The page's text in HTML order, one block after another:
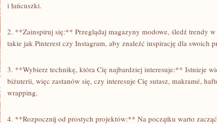
i ⁤łańcuszki.
2.​ **Zainspiruj się:** Przeglądaj magazyny modowe, śledź trendy
takie jak Pinterest czy Instagram, aby‌ znaleźć‌ inspirację dla swoich‍
3.⁢ **Wybierz technikę, ⁣która Cię​ najbardziej interesuje:** Istnieje
biżuterii,‍ więc zastanów się, czy interesuje Cię sutasz, makramé,​
wrapping.
4. ⁢**Rozpocznij od prostych ‌projektów:**‍ Na początku warto